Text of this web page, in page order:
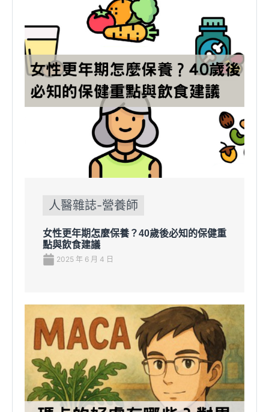
人醫雜誌-營養師
女性更年期怎麼保養？40歲後必知的保健重
點與飲食建議
2025 年 6 月 4 日